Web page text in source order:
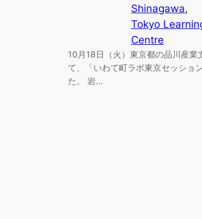
Shinagawa
Tokyo
Centre
10月18日（火）東京都の品川産業
て、「いわて町ラボ東京セッショ
た。 岩…